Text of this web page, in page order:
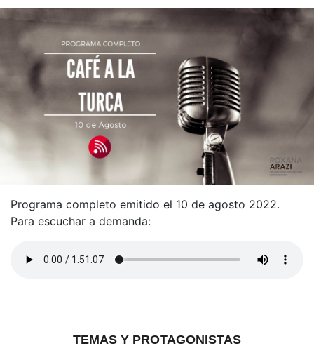
Programa completo emitido el 10 de agosto 2022.
Para escuchar a demanda:
TEMAS Y PROTAGONISTAS